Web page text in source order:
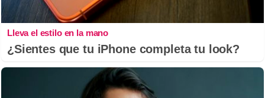
Lleva el estilo en la mano
¿Sientes que tu iPhone completa tu look?